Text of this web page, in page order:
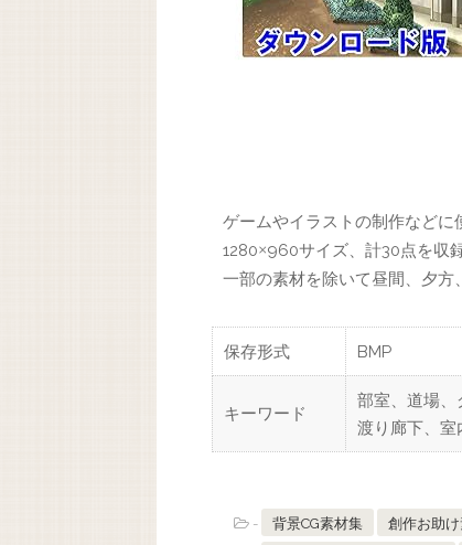
ゲームやイラストの制作などに
1280×960サイズ、計30点を収録
一部の素材を除いて昼間、夕方
保存形式 BMP
キーワード
部室、道場、
渡り廊下、室
- 背景CG素材集
創作お助